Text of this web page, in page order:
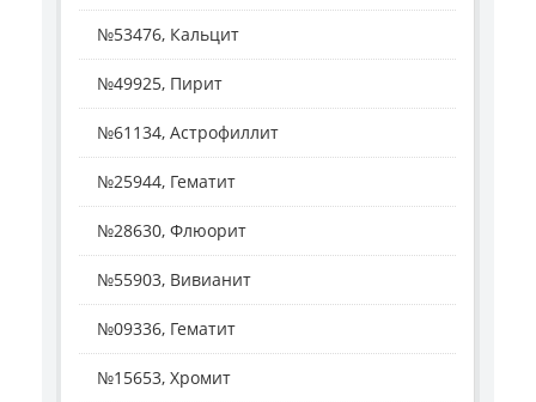
№53476, Кальцит
№49925, Пирит
№61134, Астрофиллит
№25944, Гематит
№28630, Флюорит
№55903, Вивианит
№09336, Гематит
№15653, Хромит